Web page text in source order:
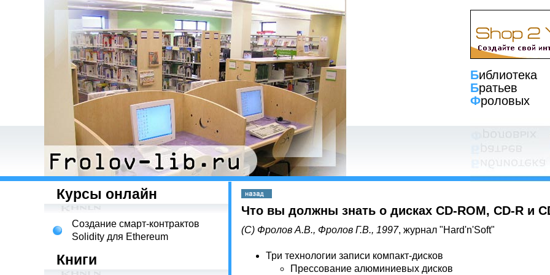
Библиотека
Братьев
Фроловых
Курсы онлайн
Создание смарт-контрактов
Solidity для Ethereum
Книги
Что вы должны знать о дисках CD-ROM, CD-R и
(С) Фролов А.В., Фролов Г.В., 1997, журнал "Hard'n'Soft"
Три технологии записи компакт-дисков
Прессование алюминиевых дисков